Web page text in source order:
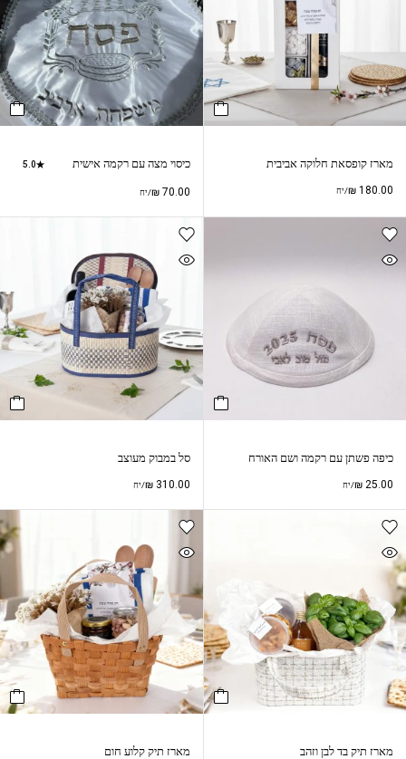
מארז קופסאת חלוקה אביבית
₪ 180.00 /יח
כיסוי מצה עם רקמה אישית 5.0
₪70.00 /יח
כיפה פשתן עם רקמה ושם האורח
₪ 25.00 /יח
סל במבוק מעוצב
₪310.00 /יח
מארז תיק בד לבן וזהב מארז תיק קלוע חום